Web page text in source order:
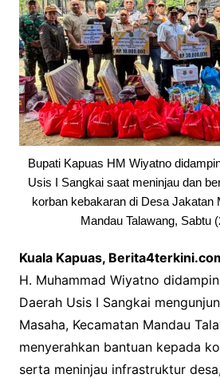
Bupati Kapuas HM Wiyatno
Usis I Sangkai saat meninjau dan
korban kebakaran di Desa Jakatan
Mandau Talawang, Sabtu
Kuala Kapuas,
H. Muhammad Wiyatno
Daerah Usis I Sangkai
Masaha, Kecamatan Mandau
menyerahkan bantuan kepada
serta meninjau infrastruktur